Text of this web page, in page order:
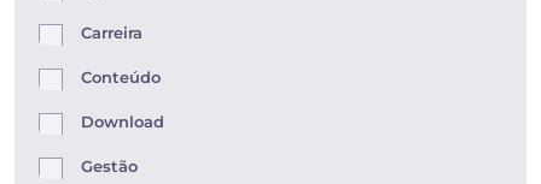
Carreira
Conteúdo
Download
Gestão